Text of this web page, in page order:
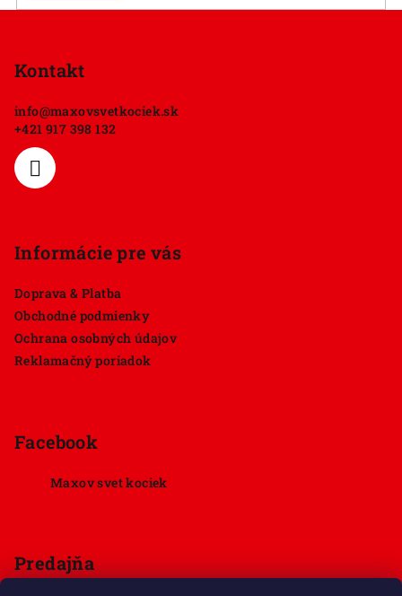
Kontakt
info@maxovsvetkociek.sk
+421 917 398 132
Informácie pre vás
Doprava & Platba
Obchodné podmienky
Ochrana osobných údajov
Reklamačný poriadok
Facebook
Maxov svet kociek
Predajňa